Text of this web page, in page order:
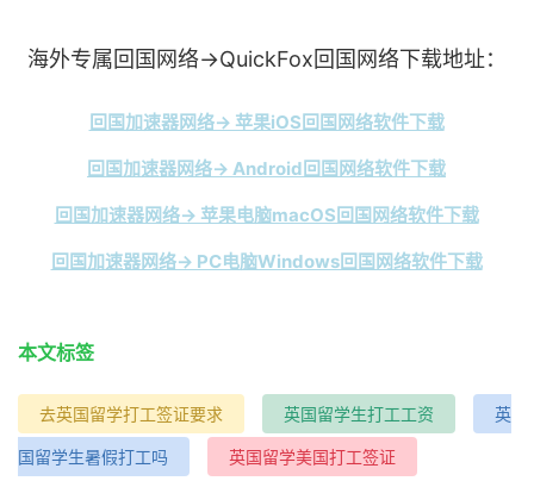
海外专属回国网络→QuickFox回国网络下载地址：
回国加速器网络→ 苹果iOS回国网络软件下载
回国加速器网络→ Android回国网络软件下载
回国加速器网络→ 苹果电脑macOS回国网络软件下载
回国加速器网络→ PC电脑Windows回国网络软件下载
本文标签
去英国留学打工签证要求 英国留学生打工工资 英
国留学生暑假打工吗 英国留学美国打工签证